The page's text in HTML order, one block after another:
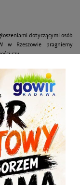
dotyczącymi osób
w Rzeszowie pragniemy
czy...